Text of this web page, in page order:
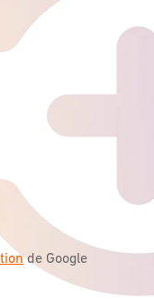
de Google